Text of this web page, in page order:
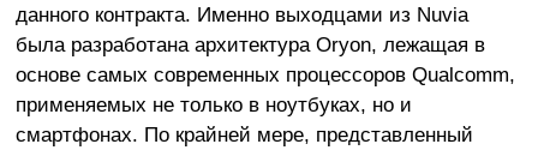
данного контракта. Именно выходцами из Nuvia
была разработана архитектура Oryon, лежащая в
основе самых современных процессоров Qualcomm,
применяемых не только в ноутбуках, но и
смартфонах. По крайней мере, представленный